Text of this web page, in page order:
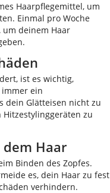
Haarpflegemittel, um
Einmal pro Woche
um deinem Haar
ist es wichtig,
immer ein
dein Glätteisen nicht zu
Hitzestylinggeräten zu
Haar
Binden des Zopfes.
es, dein Haar zu fest
verhindern.